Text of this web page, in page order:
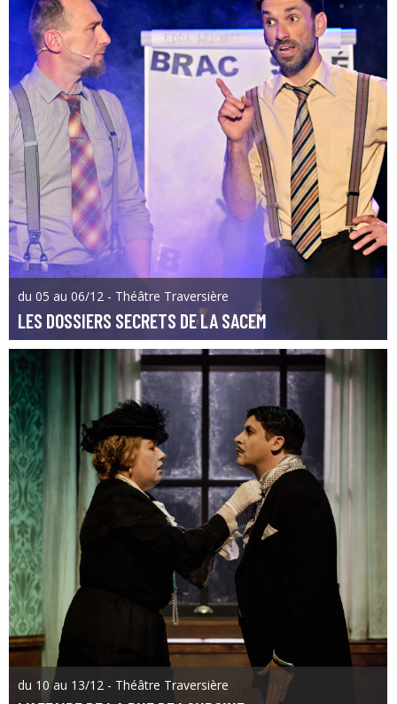
du 05 au 06/12 - Théâtre Traversière
LES DOSSIERS SECRETS DE LA SACEM
du 10 au 13/12 - Théâtre Traversière